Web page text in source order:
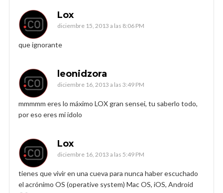
Lox
diciembre 15, 2013 a las 8:06 PM
que ignorante
leonidzora
diciembre 16, 2013 a las 3:49 PM
mmmmm eres lo máximo LOX gran sensei, tu saberlo todo,
por eso eres mi idolo
Lox
diciembre 16, 2013 a las 5:49 PM
tienes que vivir en una cueva para nunca haber escuchado
el acrónimo OS (operative system) Mac OS, iOS, Android